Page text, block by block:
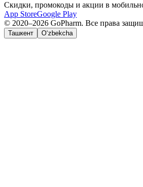
Скидки, промокоды и акции в
App StoreGoogle Play
© 2020–2026 GoPharm. Все права
Ташкент O‘zbekcha